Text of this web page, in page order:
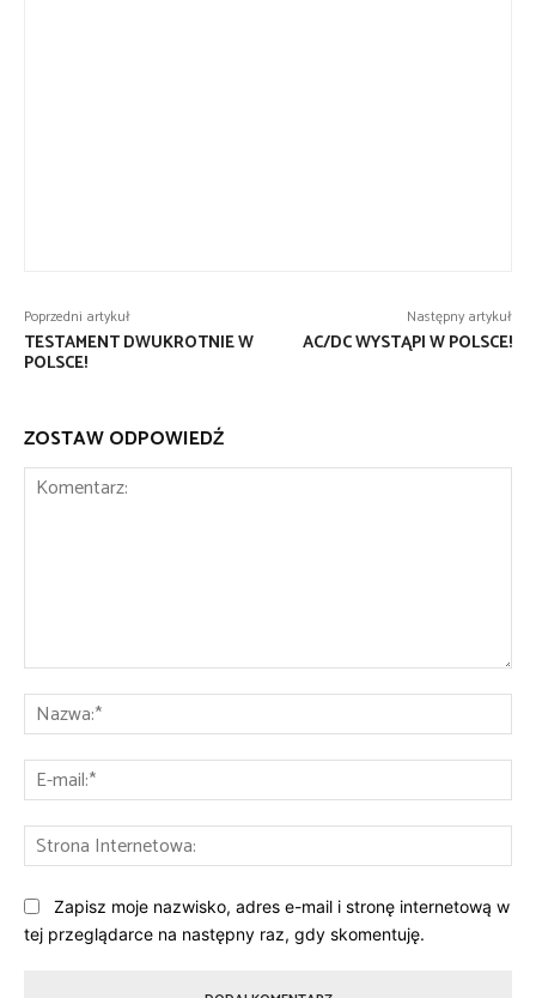
Poprzedni artykuł
TESTAMENT DWUKROTNIE W
POLSCE!
Następny artykuł
AC/DC WYSTĄPI W POLSCE!
ZOSTAW ODPOWIEDŹ
Zapisz moje nazwisko, adres e-mail i stronę internetową w
tej przeglądarce na następny raz, gdy skomentuję.